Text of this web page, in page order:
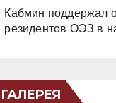
Кабмин поддержал
резидентов ОЭЗ в
ГАЛЕРЕЯ